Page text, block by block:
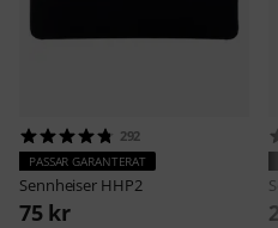
292
PASSAR GARANTERAT
Sennheiser HHP2
75 kr